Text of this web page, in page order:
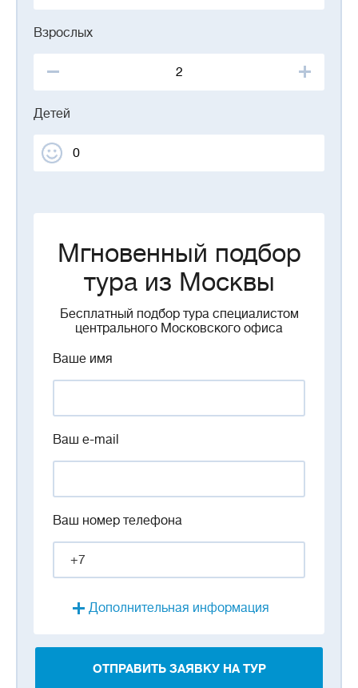
Взрослых
Детей
Мгновенный подбор
тура из Москвы
Бесплатный подбор тура специалистом
центрального Московского офиса
Ваше имя
Ваш e-mail
Ваш номер телефона
Дополнительная информация
ОТПРАВИТЬ ЗАЯВКУ НА ТУР